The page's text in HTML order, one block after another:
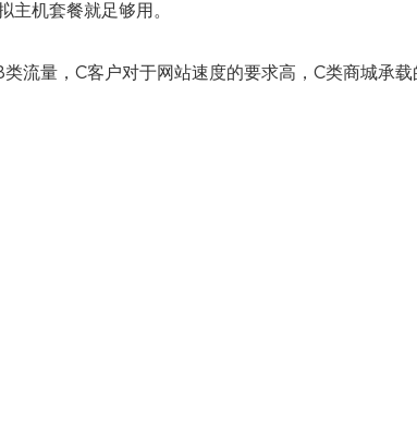
主机套餐就足够用。
类流量，C客户对于网站速度的要求高，C类商城承载